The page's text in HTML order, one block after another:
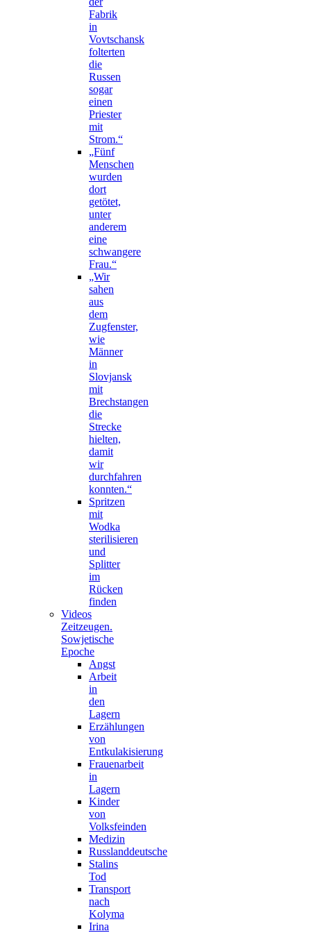
Fabrik
in
Vovtschansk
folterten
die
Russen
sogar
einen
Priester
mit
Strom.“
„Fünf
Menschen
wurden
dort
getötet,
unter
anderem
eine
schwangere
Frau.“
„Wir
sahen
aus
dem
Zugfenster,
wie
Männer
in
Slovjansk
mit
Brechstangen
die
Strecke
hielten,
damit
wir
durchfahren
konnten.“
Spritzen
mit
Wodka
sterilisieren
und
Splitter
im
Rücken
finden
Videos
Zeitzeugen.
Sowjetische
Epoche
Angst
Arbeit
in
den
Lagern
Erzählungen
von
Entkulakisierung
Frauenarbeit
in
Lagern
Kinder
von
Volksfeinden
Medizin
Russlanddeutsche
Stalins
Tod
Transport
nach
Kolyma
Irina